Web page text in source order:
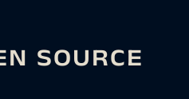
SOURCE